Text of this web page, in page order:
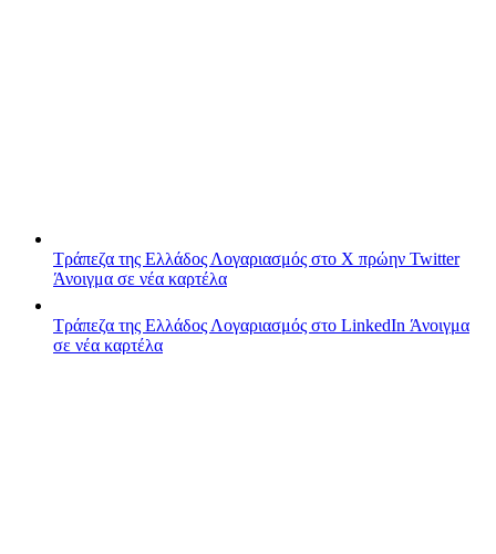
Τράπεζα της Ελλάδος Λογαριασμός στο X πρώην Twitter
Άνοιγμα σε νέα καρτέλα
Τράπεζα της Ελλάδος Λογαριασμός στο LinkedIn Άνοιγμα
σε νέα καρτέλα